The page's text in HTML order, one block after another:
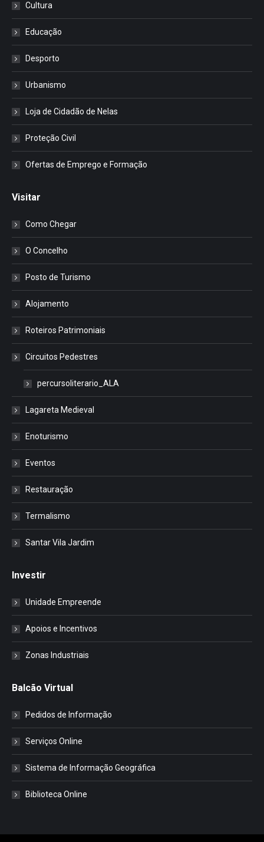
Cultura
Educação
Desporto
Urbanismo
Loja de Cidadão de Nelas
Proteção Civil
Ofertas de Emprego e Formação
Visitar
Como Chegar
O Concelho
Posto de Turismo
Alojamento
Roteiros Patrimoniais
Circuitos Pedestres
percursoliterario_ALA
Lagareta Medieval
Enoturismo
Eventos
Restauração
Termalismo
Santar Vila Jardim
Investir
Unidade Empreende
Apoios e Incentivos
Zonas Industriais
Balcão Virtual
Pedidos de Informação
Serviços Online
Sistema de Informação Geográfica
Biblioteca Online